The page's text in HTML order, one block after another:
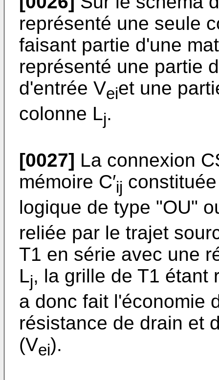
représenté une seule
faisant partie d'une
représenté une partie
d'entrée Veiet une
colonne Lj.
[0027] La connexion
mémoire C′ij
logique de type "OU"
reliée par le trajet
T1 en série avec une
Lj, la grille de T1 étant
a donc fait l'économie
résistance de drain et
(Vei).